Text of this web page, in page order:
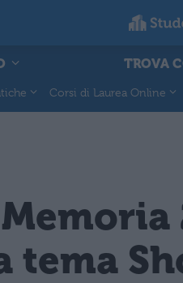
TROVA
Corsi di Laurea Online
tema